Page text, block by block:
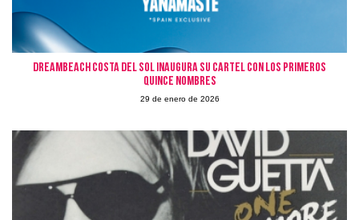
Dreambeach Costa del Sol inaugura su cartel con los primeros
quince nombres
29 de enero de 2026